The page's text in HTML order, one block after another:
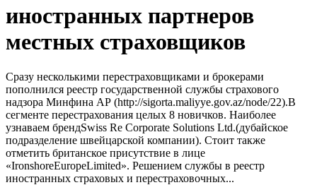
иностранных партнеров
местных страховщиков
Сразу несколькими перестраховщиками и брокерами
пополнился реестр государственной службы страхового
надзора Минфина АР (http://sigorta.maliyye.gov.az/node/22).В
сегменте перестрахования целых 8 новичков. Наиболее
узнаваем брендSwiss Re Corporate Solutions Ltd.(дубайское
подразделение швейцарской компании). Стоит также
отметить британское присутствие в лице
«IronshoreEuropeLimited». Решением службы в реестр
иностранных страховых и перестраховочных...